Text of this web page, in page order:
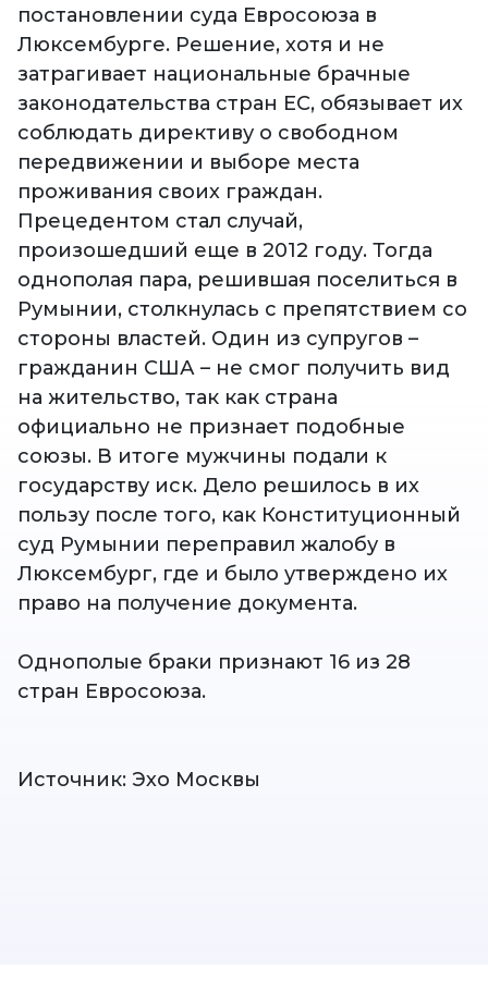
постановлении суда Евросоюза в
Люксембурге. Решение, хотя и не
затрагивает национальные брачные
законодательства стран ЕС, обязывает их
соблюдать директиву о свободном
передвижении и выборе места
проживания своих граждан.
Прецедентом стал случай,
произошедший еще в 2012 году. Тогда
однополая пара, решившая поселиться в
Румынии, столкнулась с препятствием со
стороны властей. Один из супругов –
гражданин США – не смог получить вид
на жительство, так как страна
официально не признает подобные
союзы. В итоге мужчины подали к
государству иск. Дело решилось в их
пользу после того, как Конституционный
суд Румынии переправил жалобу в
Люксембург, где и было утверждено их
право на получение документа.
Однополые браки признают 16 из 28
стран Евросоюза.
Источник: Эхо Москвы